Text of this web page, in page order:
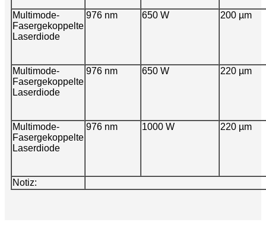
Multimode-
Fasergekoppelte
Laserdiode
976 nm 650 W 200 µm
Multimode-
Fasergekoppelte
Laserdiode
976 nm 650 W 220 µm
Multimode-
Fasergekoppelte
Laserdiode
976 nm 1000 W 220 µm
Notiz: